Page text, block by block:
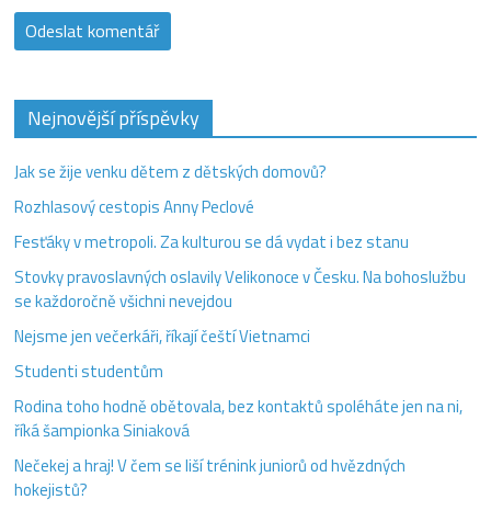
Nejnovější příspěvky
Jak se žije venku dětem z dětských domovů?
Rozhlasový cestopis Anny Peclové
Fesťáky v metropoli. Za kulturou se dá vydat i bez stanu
Stovky pravoslavných oslavily Velikonoce v Česku. Na bohoslužbu
se každoročně všichni nevejdou
Nejsme jen večerkáři, říkají čeští Vietnamci
Studenti studentům
Rodina toho hodně obětovala, bez kontaktů spoléháte jen na ni,
říká šampionka Siniaková
Nečekej a hraj! V čem se liší trénink juniorů od hvězdných
hokejistů?